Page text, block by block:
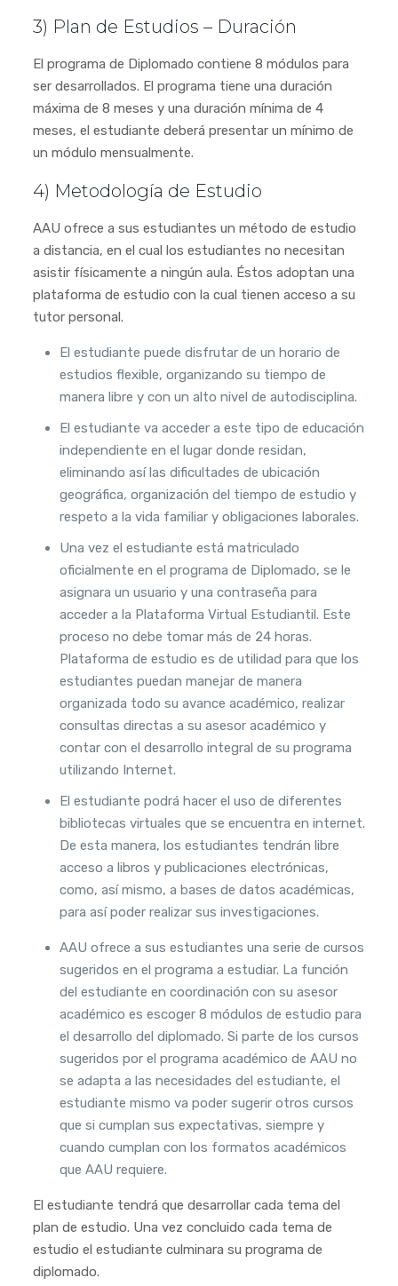
3) Plan de Estudios – Duración
El programa de Diplomado contiene 8 módulos para
ser desarrollados. El programa tiene una duración
máxima de 8 meses y una duración mínima de 4
meses, el estudiante deberá presentar un mínimo de
un módulo mensualmente.
4) Metodología de Estudio
AAU ofrece a sus estudiantes un método de estudio
a distancia, en el cual los estudiantes no necesitan
asistir físicamente a ningún aula. Éstos adoptan una
plataforma de estudio con la cual tienen acceso a su
tutor personal.
El estudiante puede disfrutar de un horario de
estudios flexible, organizando su tiempo de
manera libre y con un alto nivel de autodisciplina.
El estudiante va acceder a este tipo de educación
independiente en el lugar donde residan,
eliminando así las dificultades de ubicación
geográfica, organización del tiempo de estudio y
respeto a la vida familiar y obligaciones laborales.
Una vez el estudiante está matriculado
oficialmente en el programa de Diplomado, se le
asignara un usuario y una contraseña para
acceder a la Plataforma Virtual Estudiantil. Este
proceso no debe tomar más de 24 horas.
Plataforma de estudio es de utilidad para que los
estudiantes puedan manejar de manera
organizada todo su avance académico, realizar
consultas directas a su asesor académico y
contar con el desarrollo integral de su programa
utilizando Internet.
El estudiante podrá hacer el uso de diferentes
bibliotecas virtuales que se encuentra en internet.
De esta manera, los estudiantes tendrán libre
acceso a libros y publicaciones electrónicas,
como, así mismo, a bases de datos académicas,
para así poder realizar sus investigaciones.
AAU ofrece a sus estudiantes una serie de cursos
sugeridos en el programa a estudiar. La función
del estudiante en coordinación con su asesor
académico es escoger 8 módulos de estudio para
el desarrollo del diplomado. Si parte de los cursos
sugeridos por el programa académico de AAU no
se adapta a las necesidades del estudiante, el
estudiante mismo va poder sugerir otros cursos
que si cumplan sus expectativas, siempre y
cuando cumplan con los formatos académicos
que AAU requiere.
El estudiante tendrá que desarrollar cada tema del
plan de estudio. Una vez concluido cada tema de
estudio el estudiante culminara su programa de
diplomado.